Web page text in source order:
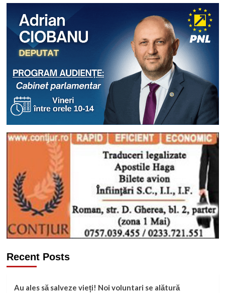
Recent Posts
Au ales să salveze vieți! Noi voluntari se alătură